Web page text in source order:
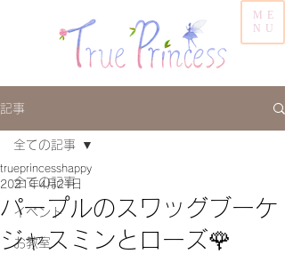
ME
NU
記事
全ての記事
イベント
お教室
全ての記事
パープルのスワッグブーケ
ジャスミンとローズ🌹
trueprincesshappy
2021年4月21日